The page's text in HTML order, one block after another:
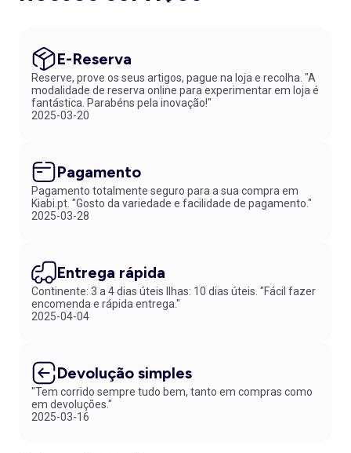
E-Reserva
Reserve, prove os seus artigos, pague na loja e recolha. "A
modalidade de reserva online para experimentar em loja é
fantástica. Parabéns pela inovação!"
2025-03-20
Pagamento
Pagamento totalmente seguro para a sua compra em
Kiabi.pt. "Gosto da variedade e facilidade de pagamento."
2025-03-28
Entrega rápida
Continente: 3 a 4 dias úteis Ilhas: 10 dias úteis. "Fácil fazer
encomenda e rápida entrega."
2025-04-04
Devolução simples
"Tem corrido sempre tudo bem, tanto em compras como
em devoluções."
2025-03-16